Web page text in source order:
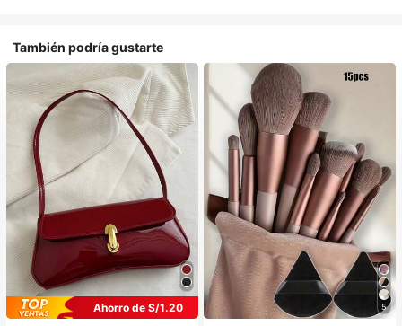
También podría gustarte
Ahorro de S/1.20
5